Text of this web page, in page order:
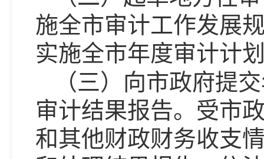
施全市审计工作发展
实施全市年度审计计
（三）向市政府提
审计结果报告。受市
和其他财政财务收支